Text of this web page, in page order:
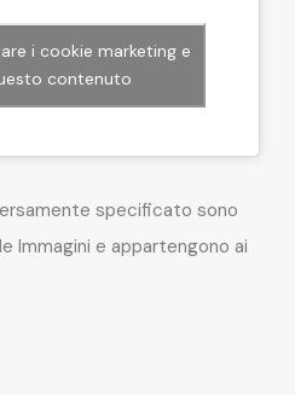
i cookie marketing e
contenuto
specificato sono
Immagini e appartengono ai